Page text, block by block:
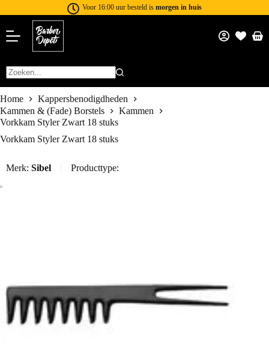
Voor 16:00 uur besteld is morgen in huis
Home
Kappersbenodigdheden
Kammen & (Fade) Borstels
Kammen
Vorkkam Styler Zwart 18 stuks
Vorkkam Styler Zwart 18 stuks
Merk: Sibel Producttype: